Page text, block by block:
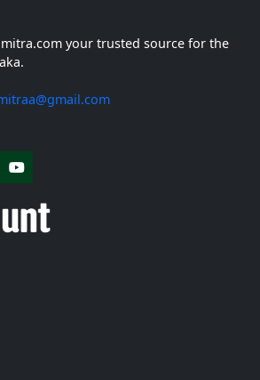
your trusted source for the